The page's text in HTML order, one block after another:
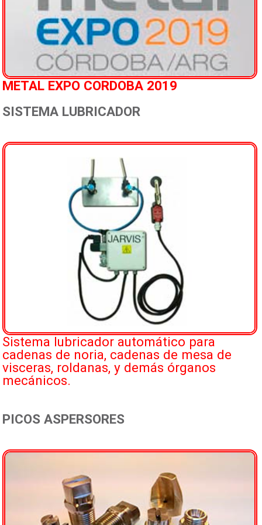
METAL EXPO CORDOBA 2019
SISTEMA LUBRICADOR
Sistema lubricador automático para
cadenas de noria, cadenas de mesa de
visceras, roldanas, y demás órganos
mecánicos.
PICOS ASPERSORES